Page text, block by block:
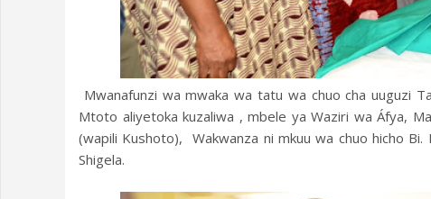
Mwanafunzi wa mwaka wa tatu wa chuo cha uuguzi
Mtoto aliyetoka kuzaliwa , mbele ya Waziri wa Áfya,
(wapili Kushoto), Wakwanza ni mkuu wa chuo hicho
Shigela.